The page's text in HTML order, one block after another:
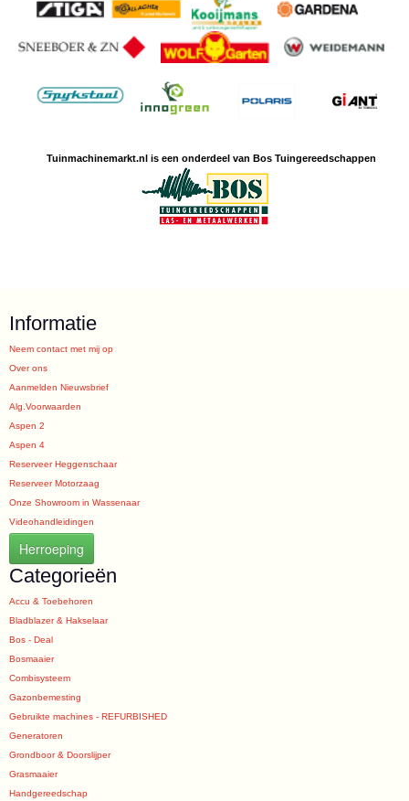
Tuinmachinemarkt.nl is een onderdeel van Bos Tuingereedschappen
Informatie
Neem contact met mij op
Over ons
Aanmelden Nieuwsbrief
Alg.Voorwaarden
Aspen 2
Aspen 4
Reserveer Heggenschaar
Reserveer Motorzaag
Onze Showroom in Wassenaar
Videohandleidingen
Herroeping
Categorieën
Accu & Toebehoren
Bladblazer & Hakselaar
Bos - Deal
Bosmaaier
Combisysteem
Gazonbemesting
Gebruikte machines - REFURBISHED
Generatoren
Grondboor & Doorslijper
Grasmaaier
Handgereedschap